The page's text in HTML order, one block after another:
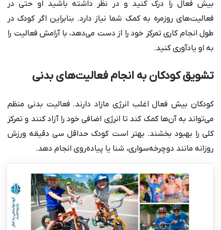
بیش فعال را درک کنید و در نظر داشته باشید او حتی در
فعالیت‌های روزمره به کمک شما نیاز دارد. بنابراین اگر کودک در
طول انجام کاری تمرکز خود را از دست می‌دهد، با آرامش فعالیت را
به او یادآوری کنید.
تشویق کودکان به انجام فعالیت‌های بدنی
کودکان بیش فعال اغلب انرژی مازاد دارند. فعالیت بدنی منظم
می‌تواند به آن‌ها کمک کند تا انرژی اضافی خود را آزاد کنند و تمرکز
کلی را بهبود بخشند. بهتر است کودک حداقل سی دقیقه ورزش
روزانه مانند دوچرخه‌سواری، شنا یا پیاده‌روی انجام دهد.